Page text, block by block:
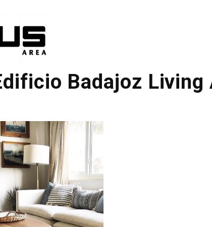
Badajoz Living